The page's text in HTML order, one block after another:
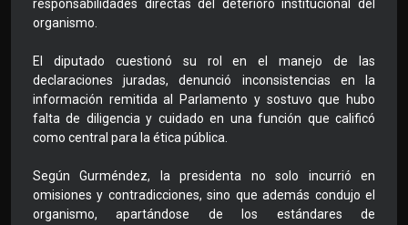
responsabilidades directas del deterioro institucional del
organismo.
El diputado cuestionó su rol en el manejo de las
declaraciones juradas, denunció inconsistencias en la
información remitida al Parlamento y sostuvo que hubo
falta de diligencia y cuidado en una función que calificó
como central para la ética pública.
Según Gurméndez, la presidenta no solo incurrió en
omisiones y contradicciones, sino que además condujo el
organismo, apartándose de los estándares de